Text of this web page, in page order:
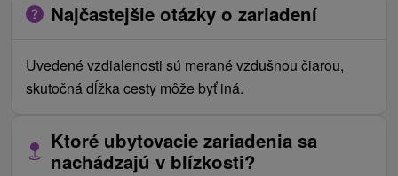
Najčastejšie otázky o zariadení
Uvedené vzdialenosti sú merané vzdušnou čiarou,
skutočná dĺžka cesty môže byť iná.
Ktoré ubytovacie zariadenia sa
nachádzajú v blízkosti?